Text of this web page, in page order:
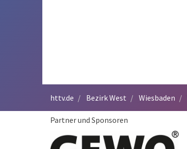
httv.de Bezirk West Wiesbaden
Partner und Sponsoren